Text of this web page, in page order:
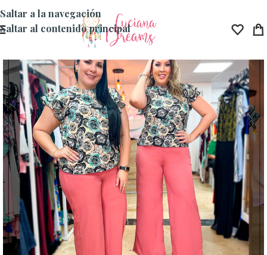
Saltar a la navegación
Saltar al contenido principal